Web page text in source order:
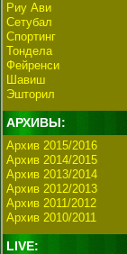
Риу Ави
Сетубал
Спортинг
Тондела
Фейренси
Шавиш
Эшторил
АРХИВЫ:
Архив 2015/2016
Архив 2014/2015
Архив 2013/2014
Архив 2012/2013
Архив 2011/2012
Архив 2010/2011
LIVE: